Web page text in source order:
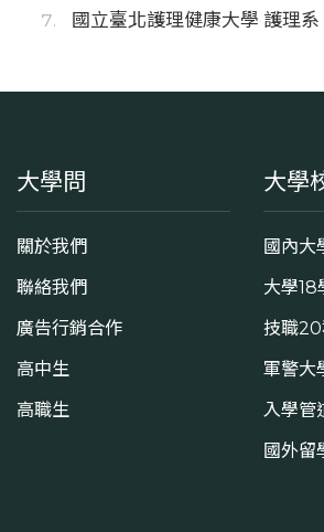
國立臺北護理健康大學 護理系
大學問
關於我們
聯絡我們
廣告行銷合作
高中生
高職生
大學
國內大
大學18
技職
軍警大
入學管
國外留